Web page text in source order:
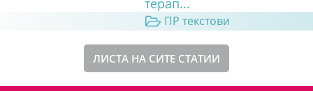
терап...
ПР текстови
ЛИСТА НА СИТЕ СТАТИИ